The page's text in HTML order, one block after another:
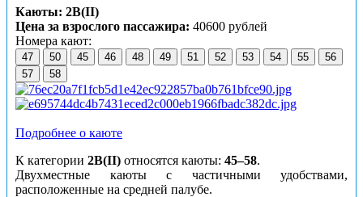
Каюты: 2B(II)
Цена за взрослого пассажира: 40600 рублей
Номера кают:
47 50 45 46 48 49 51 52 53 54 55
56
57
58
Подробнее о каюте
К категории 2B(II) относятся каюты: 45–58.
Двухместные каюты с частичными удобствами,
расположенные на средней палубе.